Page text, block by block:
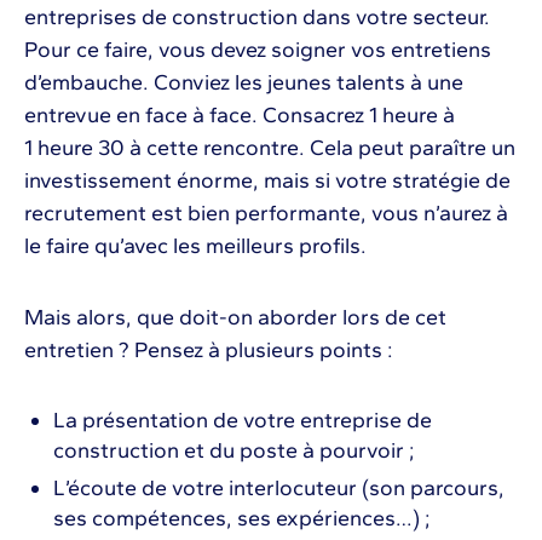
entreprises de construction dans votre secteur.
Pour ce faire, vous devez soigner vos entretiens
d’embauche. Conviez les jeunes talents à une
entrevue en face à face. Consacrez 1 heure à
1 heure 30 à cette rencontre. Cela peut paraître un
investissement énorme, mais si votre stratégie de
recrutement est bien performante, vous n’aurez à
le faire qu’avec les meilleurs profils.
Mais alors, que doit-on aborder lors de cet
entretien ? Pensez à plusieurs points :
La présentation de votre entreprise de
construction et du poste à pourvoir ;
L’écoute de votre interlocuteur (son parcours,
ses compétences, ses expériences…) ;